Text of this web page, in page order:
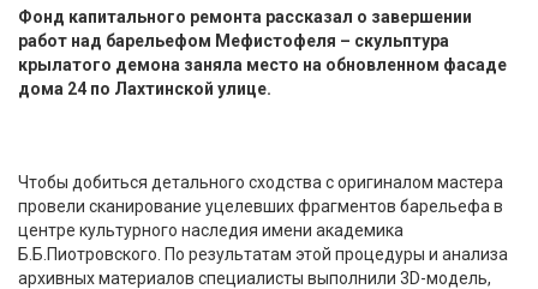
Фонд капитального ремонта рассказал о завершении
работ над барельефом Мефистофеля – скульптура
крылатого демона заняла место на обновленном фасаде
дома 24 по Лахтинской улице.
Чтобы добиться детального сходства с оригиналом мастера
провели сканирование уцелевших фрагментов барельефа в
центре культурного наследия имени академика
Б.Б.Пиотровского. По результатам этой процедуры и анализа
архивных материалов специалисты выполнили 3D-модель,